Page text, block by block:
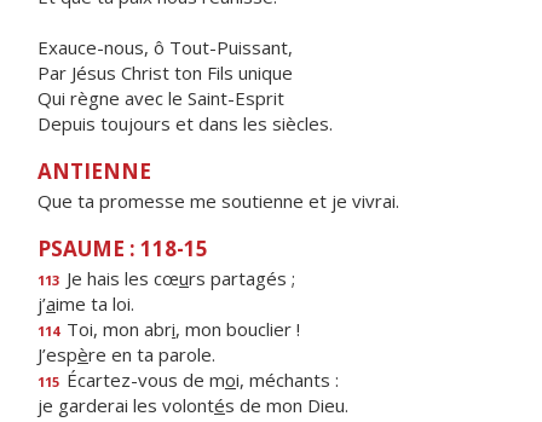
Exauce-nous, ô Tout-Puissant,
Par Jésus Christ ton Fils unique
Qui règne avec le Saint-Esprit
Depuis toujours et dans les siècles.
ANTIENNE
Que ta promesse me soutienne et je vivrai.
PSAUME : 118-15
113 Je hais les cœurs partagés ;
j’aime ta loi.
114 Toi, mon abri, mon bouclier !
J’espère en ta parole.
115 Écartez-vous de moi, méchants :
je garderai les volontés de mon Dieu.